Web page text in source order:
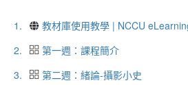
1.
教材庫使用教學 | NCCU
2.
第一週：課程簡介
3.
第二週：緒論-攝影小史